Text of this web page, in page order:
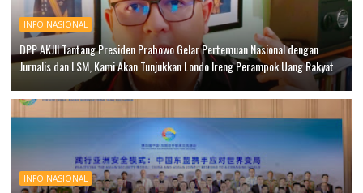
INFO NASIONAL
DPP AKJII Tantang Presiden Prabowo Gelar Pertemuan Nasional dengan
Jurnalis dan LSM, Kami Akan Tunjukkan Londo Ireng Perampok Uang Rakyat
INFO NASIONAL